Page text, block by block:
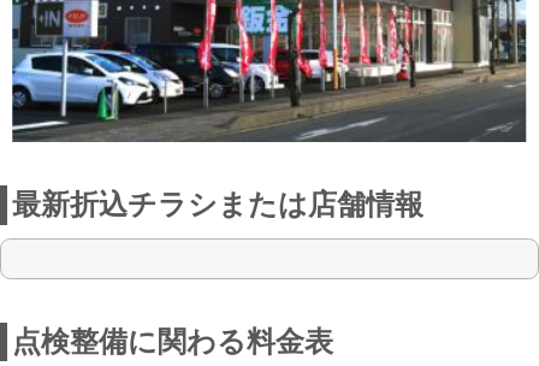
点検整備に関わる料金表
お店からの一言
んのお客様にご利用頂き感謝しておりま
す。
当店では、過去の実績よりお客様からの
検時、定期交換おすすめ部品）をセット
したオリジナルのスタンダードコースを